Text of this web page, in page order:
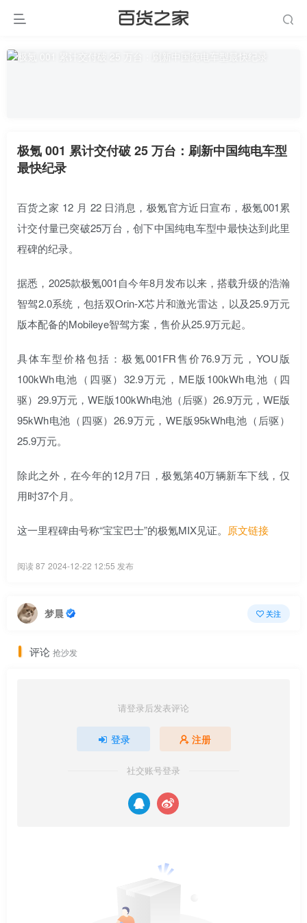
极氪 001 累计交付破 25 万台：刷新中国纯电车型
最快纪录
百货之家 12 月 22 日消息，极氪官方近日宣布， 极氪001累
计交付量已突破25万台，创下中国纯电车型中最快达到此里
程碑的纪录。
据悉，2025款极氪001自今年8月发布以来，搭载升级的浩瀚
智驾2.0系统，包括双Orin-X芯片和激光雷达，以及25.9万元
版本配备的Mobileye智驾方案，售价从25.9万元起。
具体车型价格包括：极氪001FR售价76.9万元，YOU版
100kWh电池（四驱）32.9万元，ME版100kWh电池（四
驱）29.9万元，WE版100kWh电池（后驱）26.9万元，WE版
95kWh电池（四驱）26.9万元，WE版95kWh电池（后驱）
25.9万元。
除此之外，在今年的12月7日，极氪第40万辆新车下线，仅
用时37个月。
这一里程碑由号称“宝宝巴士”的极氪MIX见证。 原文链接
阅读 87 2024-12-22 12:55 发布
梦晨 关注
评论 抢沙发
请登录后发表评论
登录 注册
社交账号登录